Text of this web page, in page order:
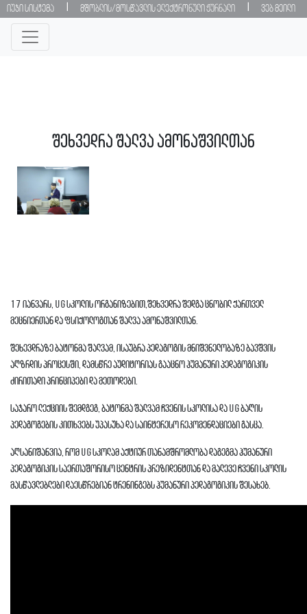
იუჯი სისტემა მშობლის/მოსწავლის ელექტრონული ჟურნალი ვებ მეილი
შეხვედრა შალვა ამონაშვილთან
17 იანვარს, UG სკოლის ორგანიზებით,შეხვედრა შედგა ცნობილ ქართველ
მეცნიერთან და ფსიქოლოგთან შალვა ამონაშვილთან.
შეხევდრაზე ბატონმა შალვამ, ისაუბრა პედაგოგის მნიშვნელობაზე ბავშვის
აღზრდის პროცესში, დამსწრე აუდიტორიას გააცნო ჰუმანური პედაგოგიკის
ძირითადი პრინციპები და მეთოდები.
საჯარო ლექციის შემდგეგ, ბატონმა შალვამ ჩვენის სკოლისა და UG ბაღის
პედაგოგების კითხვებს უპასუხა და საინტერესო რეკომენდაციები გასცა.
აღსანიშანვია, რომ UG სკოლამ აქტიურ თანამშრომლობა დაგეგმა ჰუმანური
პედაგოგიკის საერთაშორისო ცენტრის პრეზიდენტთან და მალევე ჩვენი სკოლის
მასწავლებლები დაესწრებიან ტრენინგებს ჰუმანური პედაგოგიკის შესახებ.